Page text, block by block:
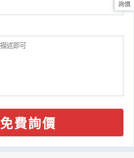
免費詢價
詢價